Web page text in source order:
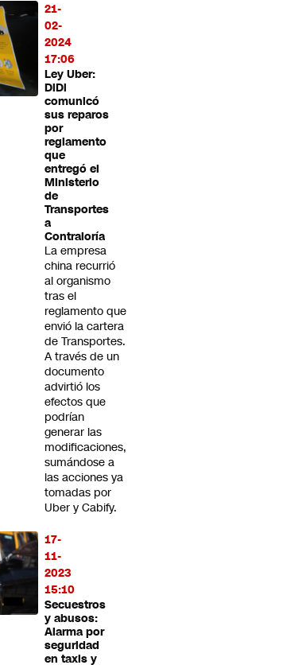
21-
02-
2024
17:06
Ley Uber:
DiDi
comunicó
sus reparos
por
reglamento
que
entregó el
Ministerio
de
Transportes
a
Contraloría
La empresa
china recurrió
al organismo
tras el
reglamento que
envió la cartera
de Transportes.
A través de un
documento
advirtió los
efectos que
podrían
generar las
modificaciones,
sumándose a
las acciones ya
tomadas por
Uber y Cabify.
17-
11-
2023
15:10
Secuestros
y abusos:
Alarma por
seguridad
en taxis y